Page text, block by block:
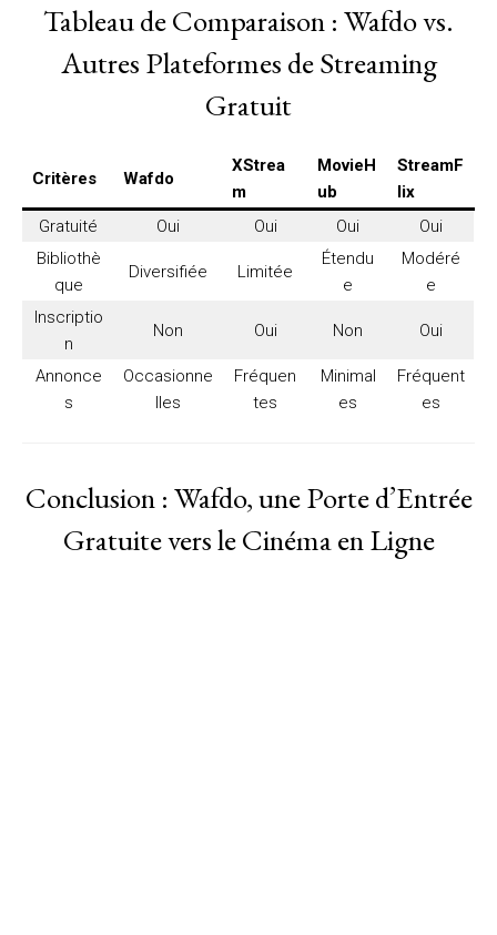
Tableau de Comparaison : Wafdo vs.
Autres Plateformes de Streaming
Gratuit
Critères Wafdo
XStrea
m
MovieH
ub
StreamF
lix
Gratuité
Oui Oui Oui
Oui
Bibliothè
que
Diversifiée Limitée
Étendu
e
Modéré
e
Inscriptio
n
Non Oui Non Oui
Annonce
s
Occasionne
lles
Fréquen
tes
Minimal
es
Fréquent
es
Conclusion : Wafdo, une Porte d’Entrée
Gratuite vers le Cinéma en Ligne